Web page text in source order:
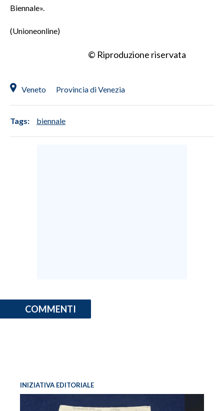
Biennale».
(Unioneonline)
© Riproduzione riservata
Veneto Provincia di Venezia
Tags: biennale
COMMENTI
INIZIATIVA EDITORIALE